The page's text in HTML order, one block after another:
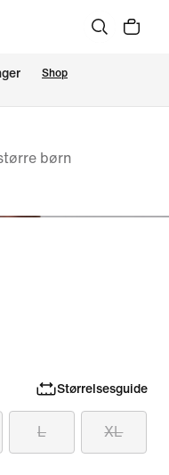
Shop
børn
Størrelsesguide
L XL